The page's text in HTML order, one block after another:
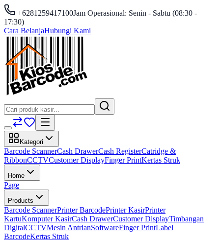
+6281259417100Jam Operasional: Senin - Sabtu (08:30 -
17:30)
Cara BelanjaHubungi Kami
Kategori
Barcode ScannerCash DrawerCash RegisterCatridge &
RibbonCCTVCustomer DisplayFinger PrintKertas Struk
Home
Page
Products
Barcode ScannerPrinter BarcodePrinter KasirPrinter
KartuKomputer KasirCash DrawerCustomer DisplayTimbangan
DigitalCCTVMesin AntrianSoftwareFinger PrintLabel
BarcodeKertas Struk